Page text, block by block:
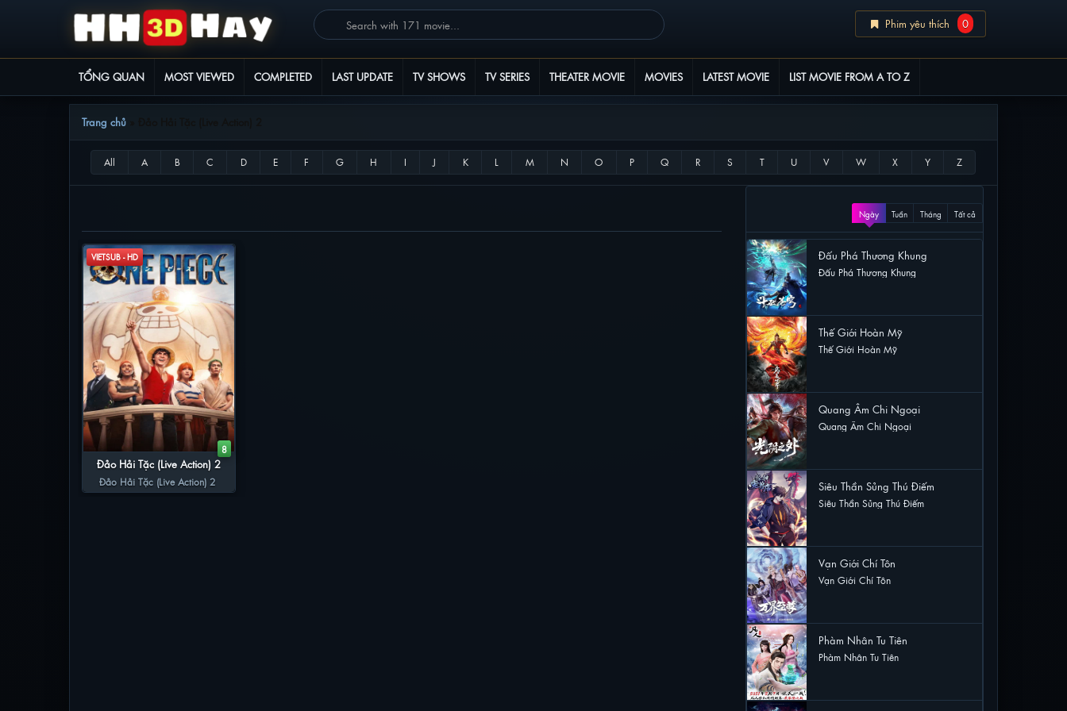
Phim yêu thích 0
TỔNG QUAN MOST VIEWED COMPLETED LAST UPDATE TV SHOWS TV SERIES THEATER MOVIE MOVIES LATEST MOVIE LIST MOVIE FROM A TO Z
Trang chủ
VIETSUB - HD
8
Đảo Hải Tặc (Live Action) 2
Đảo Hải Tặc (Live Action) 2
Ngày Tuần Tháng Tất cả
Đấu Phá Thương Khung
Đấu Phá Thương Khung
Thế Giới Hoàn Mỹ
Thế Giới Hoàn Mỹ
Quang Âm Chi Ngoại
Quang Âm Chi Ngoại
Siêu Thần Sủng Thú Điếm
Siêu Thần Sủng Thú Điếm
Vạn Giới Chí Tôn
Vạn Giới Chí Tôn
Phàm Nhân Tu Tiên
Phàm Nhân Tu Tiên